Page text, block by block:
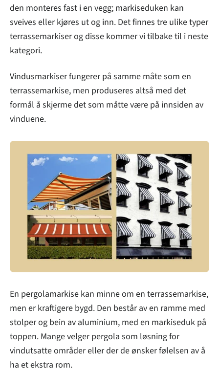
den monteres fast i en vegg; markiseduken kan
sveives eller kjøres ut og inn. Det finnes tre ulike typer
terrassemarkiser og disse kommer vi tilbake til i neste
kategori.
Vindusmarkiser fungerer på samme måte som en
terrassemarkise, men produseres altså med det
formål å skjerme det som måtte være på innsiden av
vinduene.
En pergolamarkise kan minne om en terrassemarkise,
men er kraftigere bygd. Den består av en ramme med
stolper og bein av aluminium, med en markiseduk på
toppen. Mange velger pergola som løsning for
vindutsatte områder eller der de ønsker følelsen av å
ha et ekstra rom.